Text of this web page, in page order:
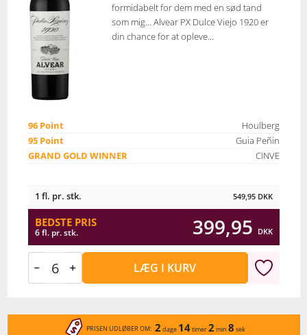
formidabelt for dem med en sød tand
som mig... Alvear PX Dulce Viejo 1920 er
din chance for at opleve...
96 Point
Houlberg
95 Point
Guia Peñin
GRAND GOLD WINNER
CINVE
1 fl. pr. stk. 549,95 DKK
BEDSTE PRIS
6 fl. pr. stk. 399,95 DKK
LÆG I KURV
PRISEN UDLØBER OM: 2 dage 14timer2 min 8 sek